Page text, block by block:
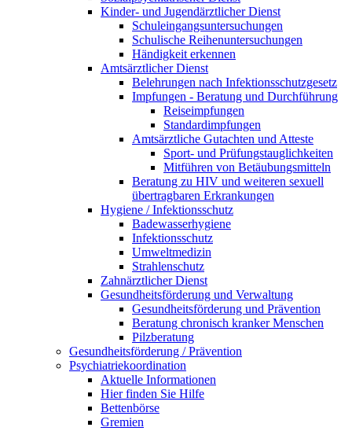
Kinder- und Jugendärztlicher Dienst
Schuleingangsuntersuchungen
Schulische Reihenuntersuchungen
Händigkeit erkennen
Amtsärztlicher Dienst
Belehrungen nach Infektionsschutzgesetz
Impfungen - Beratung und Durchführung
Reiseimpfungen
Standardimpfungen
Amtsärztliche Gutachten und Atteste
Sport- und Prüfungstauglichkeiten
Mitführen von Betäubungsmitteln
Beratung zu HIV und weiteren sexuell
übertragbaren Erkrankungen
Hygiene / Infektionsschutz
Badewasserhygiene
Infektionsschutz
Umweltmedizin
Strahlenschutz
Zahnärztlicher Dienst
Gesundheitsförderung und Verwaltung
Gesundheitsförderung und Prävention
Beratung chronisch kranker Menschen
Pilzberatung
Gesundheits­förderung / Prävention
Psychiatriekoordination
Aktuelle Informationen
Hier finden Sie Hilfe
Bettenbörse
Gremien